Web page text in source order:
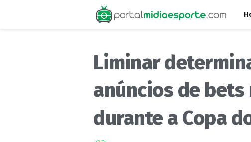
Liminar
anúncios de bets
durante a Copa